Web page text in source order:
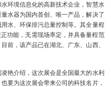
环境信息化的高新技术企业，智慧水
水器为国内首创、唯一产品，解决了
水、环保排污总量控制等。其全量程
功能，无需现场率定，并具备量程范
前，该产品已在湖北、广东、山西、
艳介绍，这次展会是全国最大的水利
要为这次展会带来公司的科技名片，